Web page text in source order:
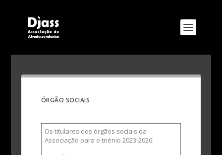
ÓRGÃO SOCIAIS
Os titulares dos órgãos sociais da
Associação para o triénio 2023-2026: